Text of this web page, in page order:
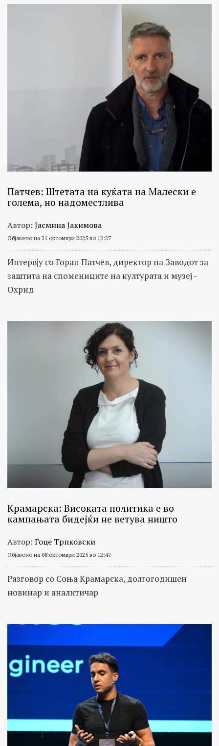
Патчев: Штетата на куќата на Малески е
голема, но надоместлива
Автор: Јасмина Јакимова
Објавено на 21 октомври 2025 во 12:27
Интервју со Горан Патчев, директор на Заводот за
заштита на спомениците на културата и музеј -
Охрид
Крамарска: Високата политика е во
кампањата бидејќи не ветува ништо
Автор: Гоце Трпковски
Објавено на 08 октомври 2025 во 12:47
Разговор со Соња Крамарска, долгогодишен
новинар и аналитичар